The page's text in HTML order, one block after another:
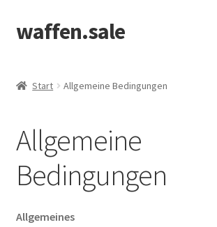
Zur
Navigation
Zum
Inhalt
waffen.sale
Allgemeine Bedingungen
Cookie Policy (EU)
Edit Profile
Start Allgemeine Bedingungen
Allgemeine
Bedingungen
Allgemeines